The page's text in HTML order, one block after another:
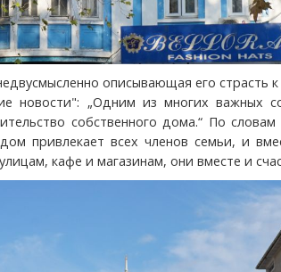
описывающая его страсть
новости": „Одним из многих важных
собственного дома.“ По
привлекает всех членов семьи, и
кафе и магазинам, они вместе и